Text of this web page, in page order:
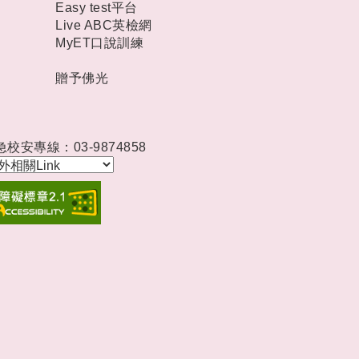
Easy test平台
Live ABC英檢網
MyET口說訓練
贈予佛光
校安專線：03-9874858